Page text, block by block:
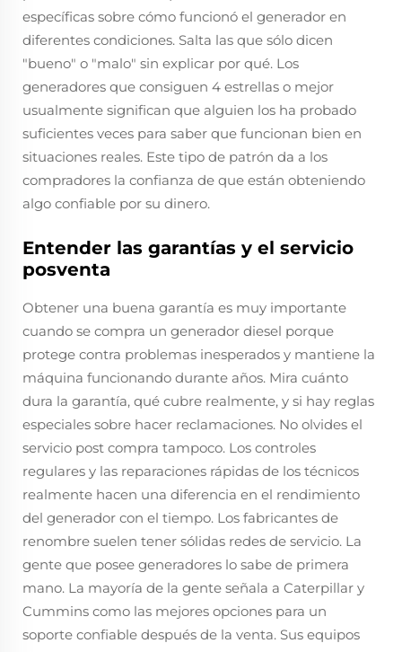
específicas sobre cómo funcionó el generador en
diferentes condiciones. Salta las que sólo dicen
"bueno" o "malo" sin explicar por qué. Los
generadores que consiguen 4 estrellas o mejor
usualmente significan que alguien los ha probado
suficientes veces para saber que funcionan bien en
situaciones reales. Este tipo de patrón da a los
compradores la confianza de que están obteniendo
algo confiable por su dinero.
Entender las garantías y el servicio
posventa
Obtener una buena garantía es muy importante
cuando se compra un generador diesel porque
protege contra problemas inesperados y mantiene la
máquina funcionando durante años. Mira cuánto
dura la garantía, qué cubre realmente, y si hay reglas
especiales sobre hacer reclamaciones. No olvides el
servicio post compra tampoco. Los controles
regulares y las reparaciones rápidas de los técnicos
realmente hacen una diferencia en el rendimiento
del generador con el tiempo. Los fabricantes de
renombre suelen tener sólidas redes de servicio. La
gente que posee generadores lo sabe de primera
mano. La mayoría de la gente señala a Caterpillar y
Cummins como las mejores opciones para un
soporte confiable después de la venta. Sus equipos